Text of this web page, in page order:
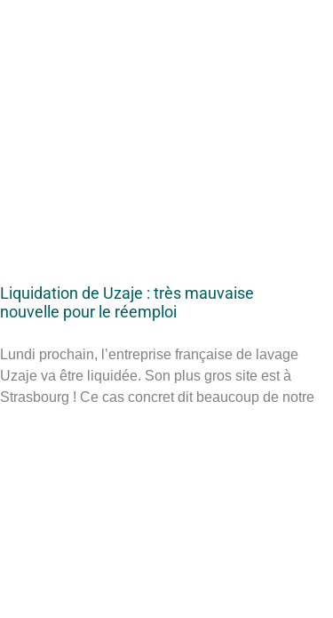
Liquidation de Uzaje : très mauvaise
nouvelle pour le réemploi
Lundi prochain, l’entreprise française de lavage
Uzaje va être liquidée. Son plus gros site est à
Strasbourg ! Ce cas concret dit beaucoup de notre